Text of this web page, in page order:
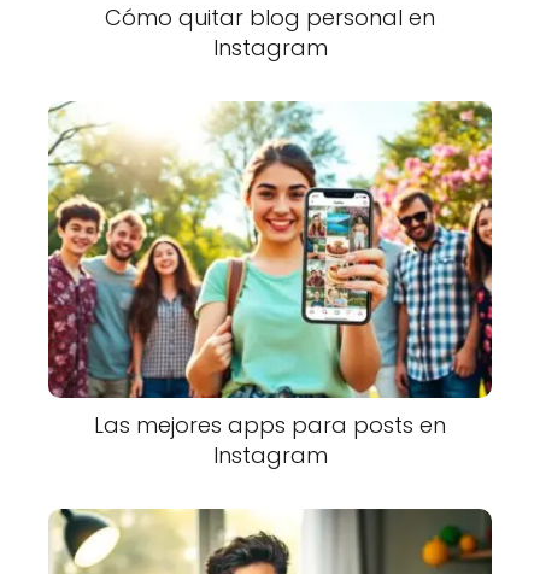
Cómo quitar blog personal en
Instagram
Las mejores apps para posts en
Instagram